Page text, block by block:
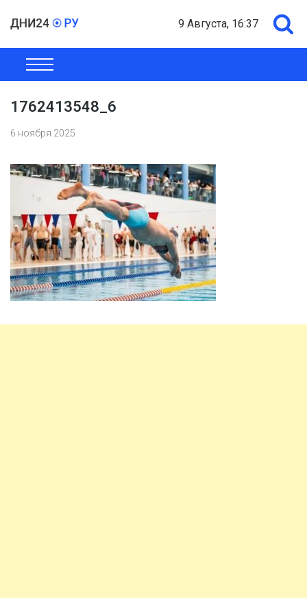
9 Августа, 16:37
ОБЩЕСТВО
1762413548_6
6 ноября 2025